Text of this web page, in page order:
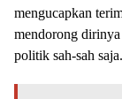
mengucapkan
mendorong
politik sah-sah saja.